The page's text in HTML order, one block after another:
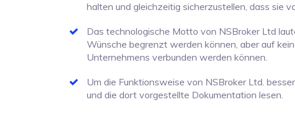
halten und gleichzeitig sicherzustellen, dass sie
Das technologische Motto von NSBroker Ltd
Wünsche begrenzt werden können, aber auf
Unternehmens verbunden werden können.
Um die Funktionsweise von NSBroker Ltd.
und die dort vorgestellte Dokumentation lesen.